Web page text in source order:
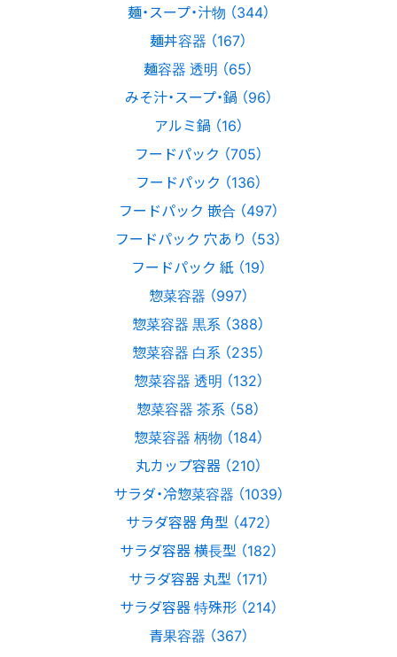
麺・スープ・汁物 （344）
麺丼容器 （167）
麺容器 透明 （65）
みそ汁・スープ・鍋 （96）
アルミ鍋 （16）
フードパック （705）
フードパック （136）
フードパック 嵌合 （497）
フードパック 穴あり （53）
フードパック 紙 （19）
惣菜容器 （997）
惣菜容器 黒系 （388）
惣菜容器 白系 （235）
惣菜容器 透明 （132）
惣菜容器 茶系 （58）
惣菜容器 柄物 （184）
丸カップ容器 （210）
サラダ・冷惣菜容器 （1039）
サラダ容器 角型 （472）
サラダ容器 横長型 （182）
サラダ容器 丸型 （171）
サラダ容器 特殊形 （214）
青果容器 （367）